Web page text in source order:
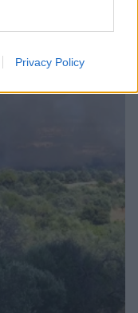
Privacy Policy